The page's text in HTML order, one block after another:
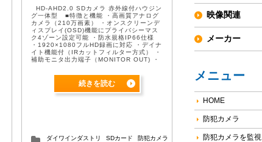
映像関連
メーカー
メニュー
HOME
防犯カメラ
防犯カメラを監視
HD-AHD2.0 SDカメラ 赤外線付ハウジン
グ一体型 ■特徴と機能 ・高画質アナログ
カメラ（210万画素） ・オンスクリーンデ
ィスプレイ(OSD)機能にプライバシーマス
ク4ゾーン設定可能 ・防水規格IP66仕様
・1920×1080フルHD録画に対応 ・デイナ
イト機能付（IRカットフィルター方式） ・
補助モニタ出力端子（MONITOR OUT) ・
続きを読む
ダイワインダストリ SDカード
防犯カメラ